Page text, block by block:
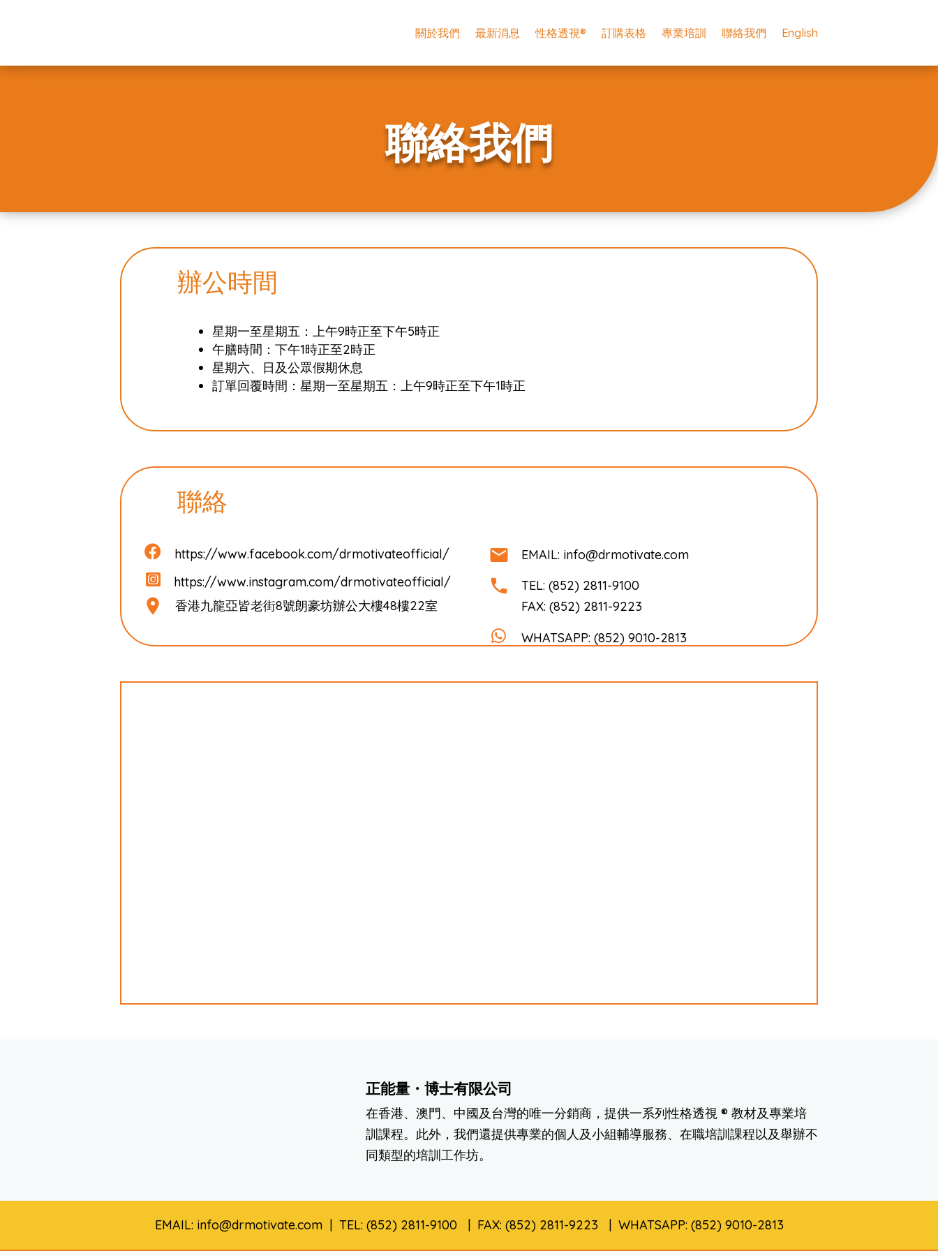
關於我們 最新消息 性格透視® 訂購表格 專業培訓 聯絡我們 English
聯絡我們
辦公時間​
星期一至星期五：上午9時正至下午5時正
午膳時間：下午1時正至2時正
星期六、日及公眾假期休息
訂單回覆時間：星期一至星期五：上午9時正至下午1時正
聯絡
https://www.facebook.com/drmotivateofficial/
https://www.instagram.com/drmotivateofficial/
香港九龍亞皆老街8號朗豪坊辦公大樓48樓22室
EMAIL: info@drmotivate.com
TEL: (852) 2811-9100
FAX: (852) 2811-9223
WHATSAPP: (852) 9010-2813
正能量・博士有限公司
在香港、澳門、中國及台灣的唯一分銷商，提供一系列性格透視 ® 教材及專業培
訓課程。此外，我們還提供專業的個人及小組輔導服務、在職培訓課程以及舉辦不
同類型的培訓工作坊。
EMAIL: info@drmotivate.com | TEL: (852) 2811-9100 | FAX: (852) 2811-9223 | WHATSAPP: (852) 9010-2813